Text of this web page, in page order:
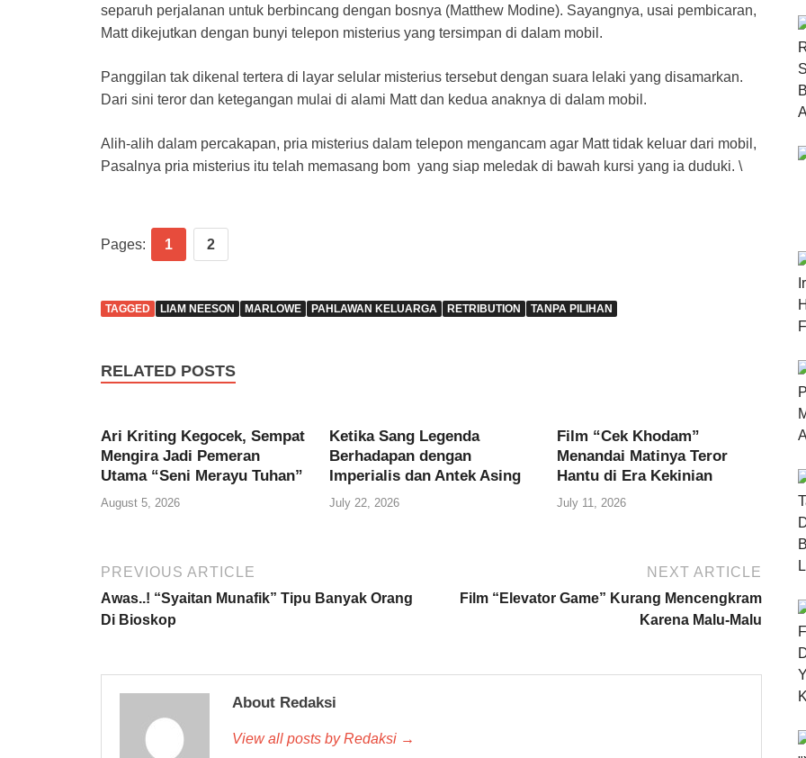
separuh perjalanan untuk berbincang dengan bosnya (Matthew Modine). Sayangnya, usai pembicaran,
Matt dikejutkan dengan bunyi telepon misterius yang tersimpan di dalam mobil.
Panggilan tak dikenal tertera di layar selular misterius tersebut dengan suara lelaki yang disamarkan.
Dari sini teror dan ketegangan mulai di alami Matt dan kedua anaknya di dalam mobil.
Alih-alih dalam percakapan, pria misterius dalam telepon mengancam agar Matt tidak keluar dari mobil,
Pasalnya pria misterius itu telah memasang bom yang siap meledak di bawah kursi yang ia duduki. \
Pages: 1 2
TAGGED LIAM NEESON MARLOWE PAHLAWAN KELUARGA RETRIBUTION TANPA PILIHAN
RELATED POSTS
Ari Kriting Kegocek, Sempat
Mengira Jadi Pemeran
Utama “Seni Merayu Tuhan”
August 5, 2026
Ketika Sang Legenda
Berhadapan dengan
Imperialis dan Antek Asing
July 22, 2026
Film “Cek Khodam”
Menandai Matinya Teror
Hantu di Era Kekinian
July 11, 2026
PREVIOUS ARTICLE
Awas..! “Syaitan Munafik” Tipu Banyak Orang
Di Bioskop
NEXT ARTICLE
Film “Elevator Game” Kurang Mencengkram
Karena Malu-Malu
About Redaksi
View all posts by Redaksi →